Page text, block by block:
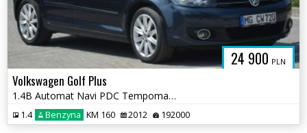
24 900 PLN
Volkswagen Golf Plus
1.4B Automat Navi PDC Tempomat Sprowadzony
1.4 Benzyna KM 160 2012 192000